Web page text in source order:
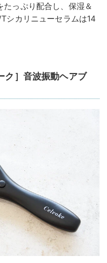
たっぷり配合し、保湿＆
シカリニューセラムは14
］音波振動ヘアブ